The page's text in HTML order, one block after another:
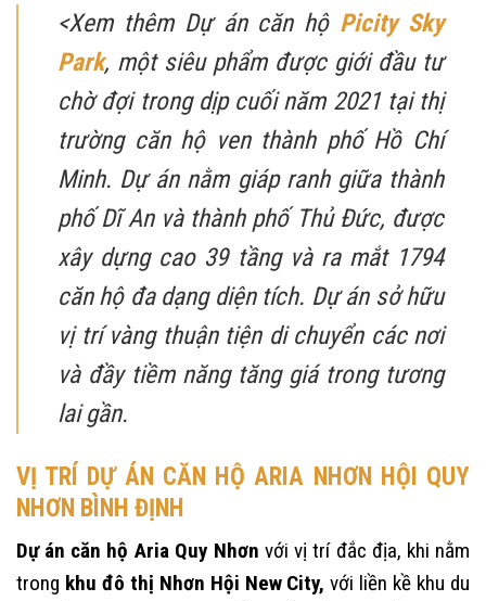
<Xem thêm Dự án căn hộ Picity Sky
Park, một siêu phẩm được giới đầu tư
chờ đợi trong dịp cuối năm 2021 tại thị
trường căn hộ ven thành phố Hồ Chí
Minh. Dự án nằm giáp ranh giữa thành
phố Dĩ An và thành phố Thủ Đức, được
xây dựng cao 39 tầng và ra mắt 1794
căn hộ đa dạng diện tích. Dự án sở hữu
vị trí vàng thuận tiện di chuyển các nơi
và đầy tiềm năng tăng giá trong tương
lai gần.
VỊ TRÍ DỰ ÁN CĂN HỘ ARIA NHƠN HỘI QUY
NHƠN BÌNH ĐỊNH
Dự án căn hộ Aria Quy Nhơn với vị trí đắc địa, khi nằm
trong khu đô thị Nhơn Hội New City,với liền kề khu du